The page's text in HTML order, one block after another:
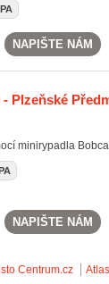
NAPIŠTE NÁM
Plzeňské
minirypadla
NAPIŠTE NÁM
Centrum.cz